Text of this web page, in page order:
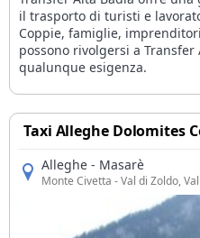
il trasporto di turisti e
Coppie, famiglie,
possono rivolgersi a
qualunque esigenza.
Taxi Alleghe Dolomites
Alleghe - Masarè
Monte Civetta - Val di Zoldo,